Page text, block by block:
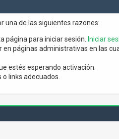
una de las siguientes razones:
página para iniciar sesión. Iniciar
páginas administrativas en las
estés esperando activación.
links adecuados.